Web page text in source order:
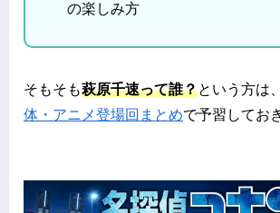
の楽しみ方
そもそも萩原千速って誰？という方は
体・アニメ登場回まとめで予習してお